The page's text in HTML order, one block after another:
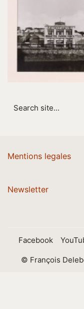
for:
Mentions legales
Newsletter
Facebook
© François